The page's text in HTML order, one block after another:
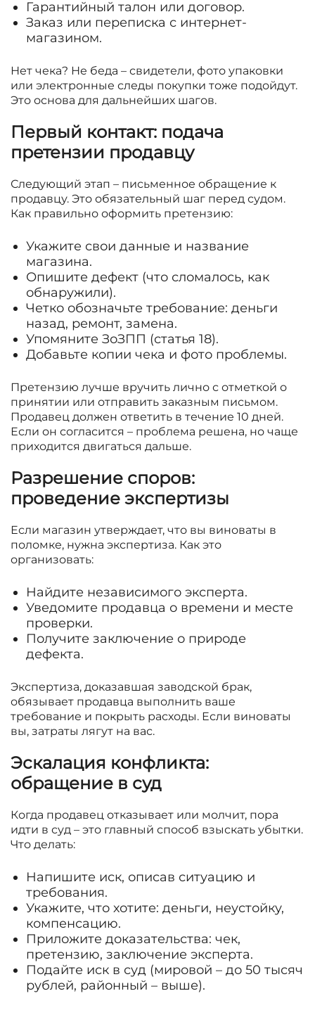
Гарантийный талон или договор.
Заказ или переписка с интернет-
магазином.
Нет чека? Не беда – свидетели, фото упаковки
или электронные следы покупки тоже подойдут.
Это основа для дальнейших шагов.
Первый контакт: подача
претензии продавцу
Следующий этап – письменное обращение к
продавцу. Это обязательный шаг перед судом.
Как правильно оформить претензию:
Укажите свои данные и название
магазина.
Опишите дефект (что сломалось, как
обнаружили).
Четко обозначьте требование: деньги
назад, ремонт, замена.
Упомяните ЗоЗПП (статья 18).
Добавьте копии чека и фото проблемы.
Претензию лучше вручить лично с отметкой о
принятии или отправить заказным письмом.
Продавец должен ответить в течение 10 дней.
Если он согласится – проблема решена, но чаще
приходится двигаться дальше.
Разрешение споров:
проведение экспертизы
Если магазин утверждает, что вы виноваты в
поломке, нужна экспертиза. Как это
организовать:
Найдите независимого эксперта.
Уведомите продавца о времени и месте
проверки.
Получите заключение о природе
дефекта.
Экспертиза, доказавшая заводской брак,
обязывает продавца выполнить ваше
требование и покрыть расходы. Если виноваты
вы, затраты лягут на вас.
Эскалация конфликта:
обращение в суд
Когда продавец отказывает или молчит, пора
идти в суд – это главный способ взыскать убытки.
Что делать:
Напишите иск, описав ситуацию и
требования.
Укажите, что хотите: деньги, неустойку,
компенсацию.
Приложите доказательства: чек,
претензию, заключение эксперта.
Подайте иск в суд (мировой – до 50 тысяч
рублей, районный – выше).